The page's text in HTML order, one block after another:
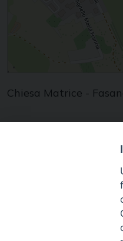
Chiesa Matrice -
Diocesi